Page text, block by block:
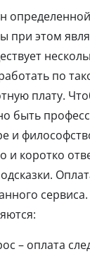
при этом
по
плату.
быть
и
и коротко
сервиса.
– оплата